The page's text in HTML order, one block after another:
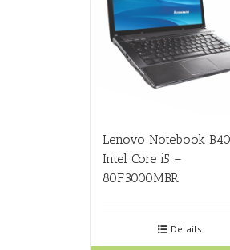
Lenovo Notebook
Intel Core i5 –
80F3000MBR
Details